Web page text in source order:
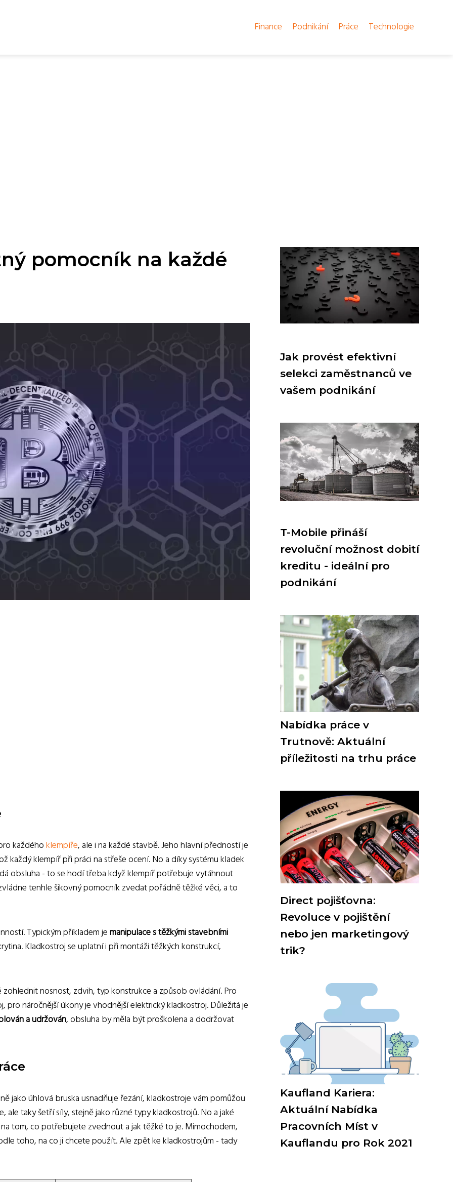
Finance Podnikání Práce Technologie
pomocník na každé
každéhoklempíře, ale i na každé stavbě. Jeho hlavní předností je
každý klempíř při práci na střeše ocení. No a díky systému kladek
obsluha - to se hodí třeba když klempíř potřebuje vytáhnout
tenhle šikovný pomocník zvedat pořádně těžké věci, a to
Typickým příkladem jemanipulace s těžkými stavebními
Kladkostroj se uplatní i při montáži těžkých konstrukcí,
nosnost, zdvih, typ konstrukce a způsob ovládání. Pro
náročnější úkony je vhodnější elektrický kladkostroj. Důležitá je
a udržován, obsluha by měla být proškolena a dodržovat
jako úhlová bruska usnadňuje řezání, kladkostroje vám pomůžou
ale taky šetří síly, stejně jako různé typy kladkostrojů. No a jaké
tom, co potřebujete zvednout a jak těžké to je. Mimochodem,
toho, na co ji chcete použít. Ale zpět ke kladkostrojům - tady
Jak provést efektivní
selekci zaměstnanců ve
vašem podnikání
T-Mobile přináší
revoluční možnost dobití
kreditu - ideální pro
podnikání
Nabídka práce v
Trutnově: Aktuální
příležitosti na trhu práce
Direct pojišťovna:
Revoluce v pojištění
nebo jen marketingový
trik?
Kaufland Kariera:
Aktuální Nabídka
Pracovních Míst v
Kauflandu pro Rok 2021